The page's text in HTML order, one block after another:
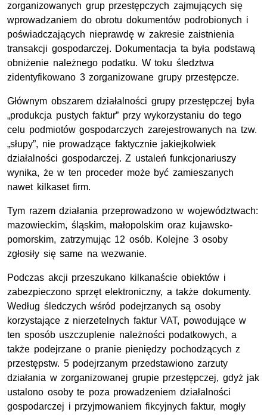
zorganizowanych grup przestępczych zajmujących się
wprowadzaniem do obrotu dokumentów podrobionych i
poświadczających nieprawdę w zakresie zaistnienia
transakcji gospodarczej. Dokumentacja ta była podstawą
obniżenie należnego podatku. W toku śledztwa
zidentyfikowano 3 zorganizowane grupy przestępcze.
Głównym obszarem działalności grupy przestępczej była
„produkcja pustych faktur” przy wykorzystaniu do tego
celu podmiotów gospodarczych zarejestrowanych na tzw.
„słupy”, nie prowadzące faktycznie jakiejkolwiek
działalności gospodarczej. Z ustaleń funkcjonariuszy
wynika, że w ten proceder może być zamieszanych
nawet kilkaset firm.
Tym razem działania przeprowadzono w województwach:
mazowieckim, śląskim, małopolskim oraz kujawsko-
pomorskim, zatrzymując 12 osób. Kolejne 3 osoby
zgłosiły się same na wezwanie.
Podczas akcji przeszukano kilkanaście obiektów i
zabezpieczono sprzęt elektroniczny, a także dokumenty.
Według śledczych wśród podejrzanych są osoby
korzystające z nierzetelnych faktur VAT, powodujące w
ten sposób uszczuplenie należności podatkowych, a
także podejrzane o pranie pieniędzy pochodzących z
przestępstw. 5 podejrzanym przedstawiono zarzuty
działania w zorganizowanej grupie przestępczej, gdyż jak
ustalono osoby te poza prowadzeniem działalności
gospodarczej i przyjmowaniem fikcyjnych faktur, mogły